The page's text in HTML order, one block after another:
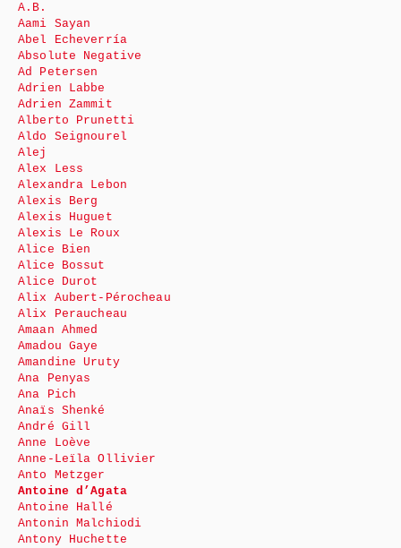
A.B.
Aami Sayan
Abel Echeverría
Absolute Negative
Ad Petersen
Adrien Labbe
Adrien Zammit
Alberto Prunetti
Aldo Seignourel
Alej
Alex Less
Alexandra Lebon
Alexis Berg
Alexis Huguet
Alexis Le Roux
Alice Bien
Alice Bossut
Alice Durot
Alix Aubert-Pérocheau
Alix Peraucheau
Amaan Ahmed
Amadou Gaye
Amandine Uruty
Ana Penyas
Ana Pich
Anaïs Shenké
André Gill
Anne Loève
Anne-Leïla Ollivier
Anto Metzger
Antoine d’Agata
Antoine Hallé
Antonin Malchiodi
Antony Huchette